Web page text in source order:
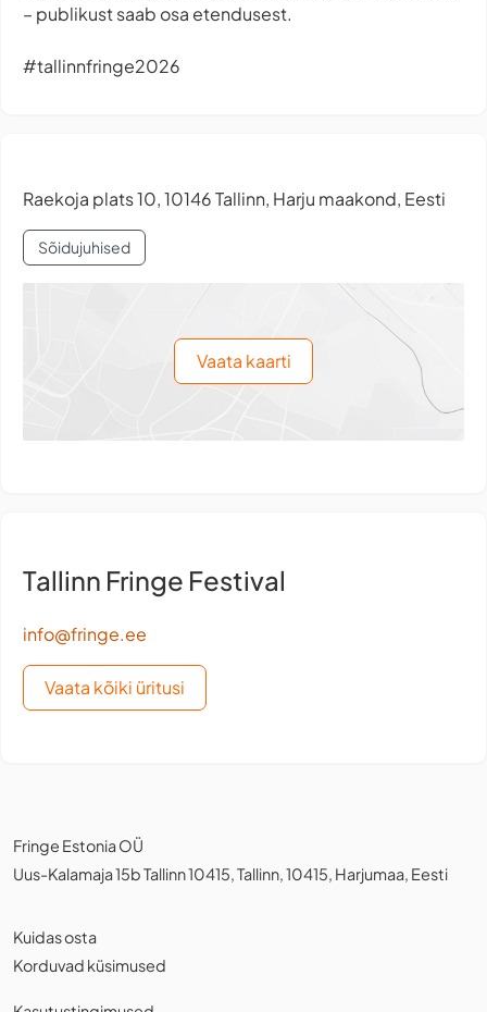
– publikust saab osa etendusest.
#tallinnfringe2026
Raekoja plats 10, 10146 Tallinn, Harju maakond, Eesti
Sõidujuhised
Vaata kaarti
Tallinn Fringe Festival
info@fringe.ee
Vaata kõiki üritusi
Fringe Estonia OÜ
Uus-Kalamaja 15b Tallinn 10415, Tallinn, 10415, Harjumaa, Eesti
Kuidas osta
Korduvad küsimused